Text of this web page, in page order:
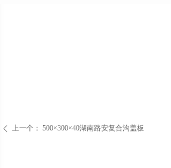
ꄴ 上一个： 500×300×40湖南路安复合沟盖板